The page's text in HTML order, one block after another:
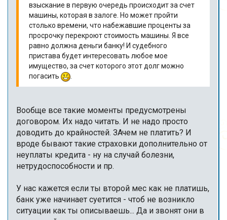
взыскание в первую очередь происходит за счет
машины, которая в залоге. Но может пройти
столько времени, что набежавшие проценты за
просрочку перекроют стоимость машины. Я все
равно должна деньги банку! И судебного
пристава будет интересовать любое мое
имущество, за счет которого этот долг можно
погасить
Вообще все такие моменты предусмотрены
договором. Их надо читать. И не надо просто
доводить до крайностей. ЗАчем не платить? И
вроде бывают такие страховки дополнительно от
неуплаты кредита - ну на случай болезни,
нетрудоспособности и пр.
У нас кажется если ты второй мес как не платишь,
банк уже начинает суетится - чтоб не возникло
ситуации как ты описываешь... Да и звонят они в